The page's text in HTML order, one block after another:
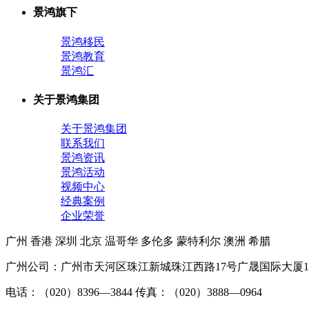
景鸿旗下
景鸿移民
景鸿教育
景鸿汇
关于景鸿集团
关于景鸿集团
联系我们
景鸿资讯
景鸿活动
视频中心
经典案例
企业荣誉
广州 香港 深圳 北京 温哥华 多伦多 蒙特利尔 澳洲 希腊
广州公司：广州市天河区珠江新城珠江西路17号广晟国际大厦
电话：（020）8396—3844 传真：（020）3888—0964